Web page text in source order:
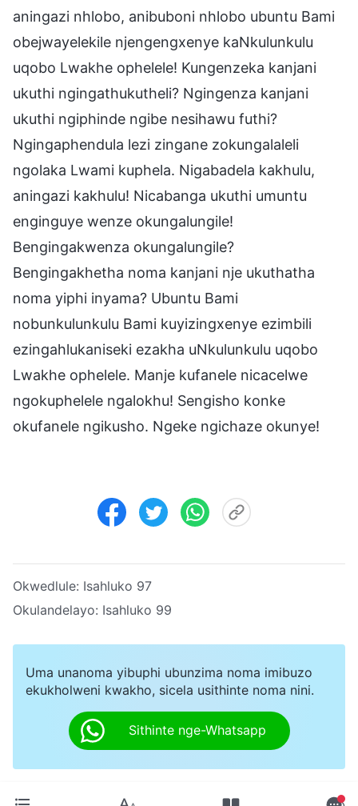
aningazi nhlobo, anibuboni nhlobo ubuntu Bami
obejwayelekile njengengxenye kaNkulunkulu
uqobo Lwakhe ophelele! Kungenzeka kanjani
ukuthi ngingathukutheli? Ngingenza kanjani
ukuthi ngiphinde ngibe nesihawu futhi?
Ngingaphendula lezi zingane zokungalaleli
ngolaka Lwami kuphela. Nigabadela kakhulu,
aningazi kakhulu! Nicabanga ukuthi umuntu
enginguye wenze okungalungile!
Bengingakwenza okungalungile?
Bengingakhetha noma kanjani nje ukuthatha
noma yiphi inyama? Ubuntu Bami
nobunkulunkulu Bami kuyizingxenye ezimbili
ezingahlukaniseki ezakha uNkulunkulu uqobo
Lwakhe ophelele. Manje kufanele nicacelwe
ngokuphelele ngalokhu! Sengisho konke
okufanele ngikusho. Ngeke ngichaze okunye!
Okwedlule: Isahluko 97
Okulandelayo: Isahluko 99
Uma unanoma yibuphi ubunzima noma imibuzo
ekukholweni kwakho, sicela usithinte noma nini.
Sithinte nge-Whatsapp